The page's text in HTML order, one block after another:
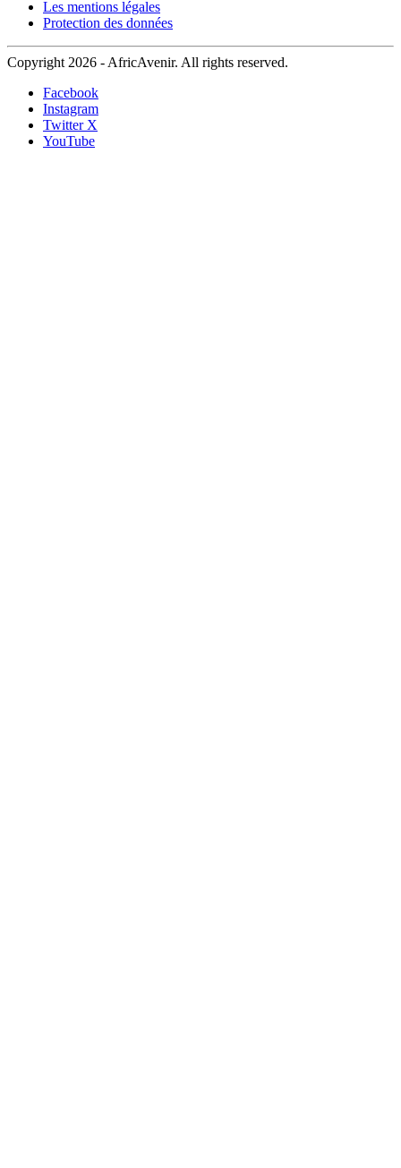
Les mentions légales
Protection des données
Copyright 2026 - AfricAvenir. All rights reserved.
Facebook
Instagram
Twitter X
YouTube